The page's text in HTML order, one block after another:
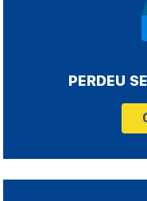
PERDEU